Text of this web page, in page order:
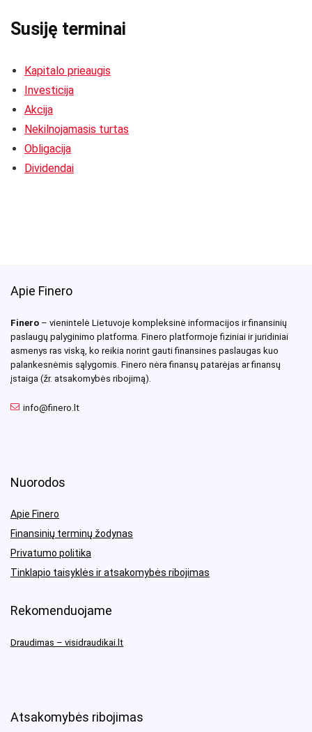
Susiję terminai
Kapitalo prieaugis
Investicija
Akcija
Nekilnojamasis turtas
Obligacija
Dividendai
Apie Finero
Finero – vienintelė Lietuvoje kompleksinė informacijos ir finansinių
paslaugų palyginimo platforma. Finero platformoje fiziniai ir juridiniai
asmenys ras viską, ko reikia norint gauti finansines paslaugas kuo
palankesnėmis sąlygomis. Finero nėra finansų patarėjas ar finansų
įstaiga (žr. atsakomybės ribojimą).
info@finero.lt
Nuorodos
Apie Finero
Finansinių terminų žodynas
Privatumo politika
Tinklapio taisyklės ir atsakomybės ribojimas
Rekomenduojame
Draudimas – visidraudikai.lt
Atsakomybės ribojimas